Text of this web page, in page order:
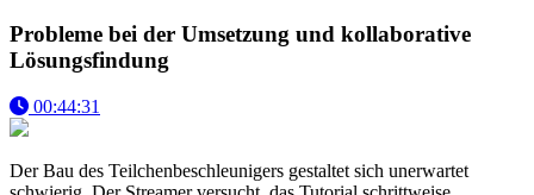
Probleme bei der Umsetzung und kollaborative
Lösungsfindung
00:44:31
Der Bau des Teilchenbeschleunigers gestaltet sich unerwartet